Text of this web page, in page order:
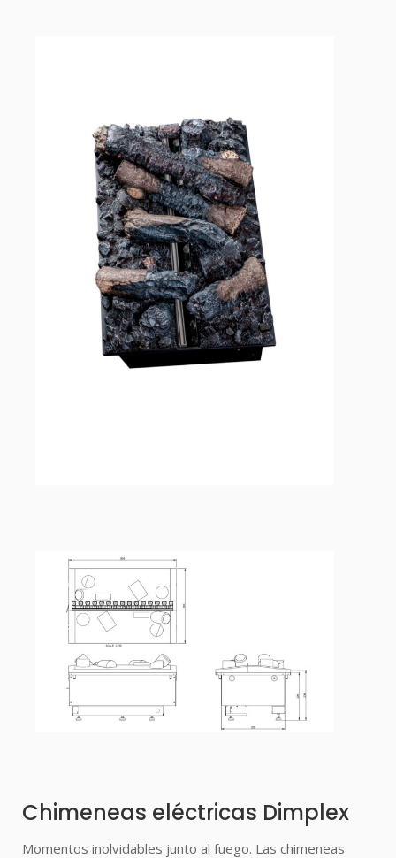
Chimeneas eléctricas Dimplex
Momentos inolvidables junto al fuego. Las chimeneas